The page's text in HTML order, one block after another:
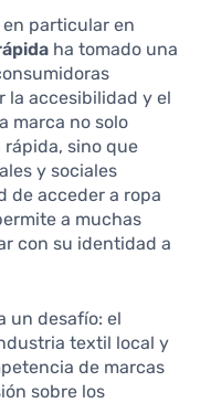
particular en
ha tomado una
la accesibilidad y el
marca no solo
sino que
y sociales
de acceder a ropa
a muchas
con su identidad a
un desafío: el
textil local y
de marcas
sobre los